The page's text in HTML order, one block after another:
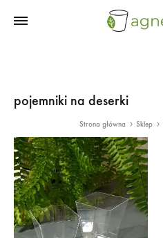
pojemniki na deserki
Strona główna Sklep